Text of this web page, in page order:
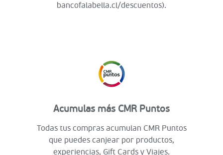
bancofalabella.cl/descuentos).
Acumulas más CMR Puntos
Todas tus compras acumulan CMR Puntos
que puedes canjear por productos,
experiencias, Gift Cards y Viajes.